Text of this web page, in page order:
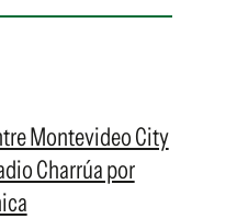
Montevideo City
Charrúa por